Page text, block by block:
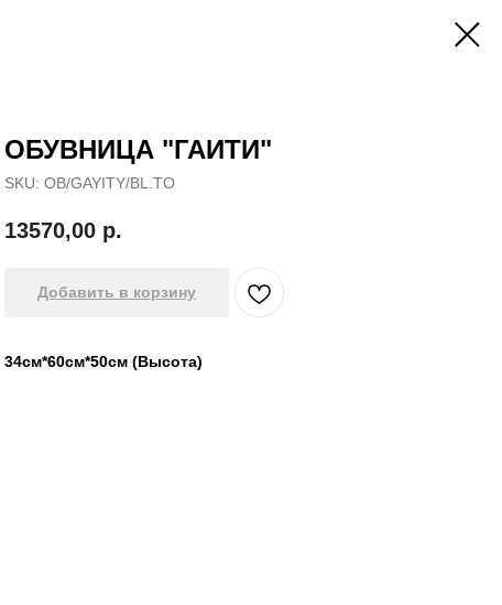
ОБУВНИЦА "ГАИТИ"
SKU: OB/GAYITY/BL.TO
13570,00 р.
Добавить в корзину
34см*60см*50см (Высота)